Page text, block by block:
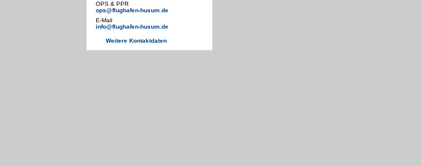
OPS & PPR
ops@flughafen-husum.de
E-Mail
info@flughafen-husum.de
Weitere Kontaktdaten